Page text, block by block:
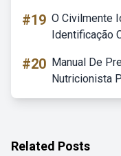
#19 O Civilmente
Identificação
#20 Manual De
Nutricionista
Related Posts